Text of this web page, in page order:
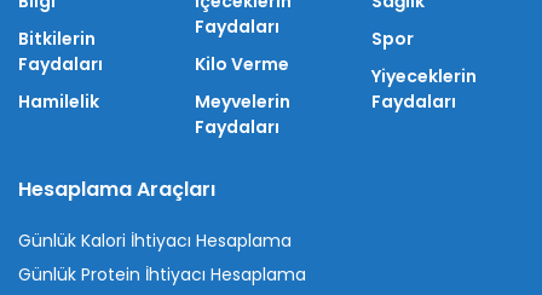
Bitkilerin
Faydaları
Hamilelik
Faydaları
Kilo Verme
Meyvelerin
Faydaları
Spor
Yiyeceklerin
Faydaları
Hesaplama Araçları
Günlük Kalori İhtiyacı Hesaplama
Günlük Protein İhtiyacı Hesaplama